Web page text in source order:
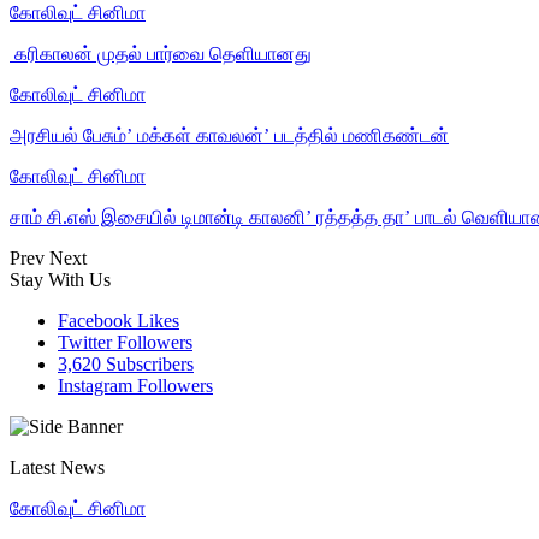
கோலிவுட் சினிமா
‎ கரிகாலன் முதல் பார்வை தெளியானது
கோலிவுட் சினிமா
அரசியல் பேசும்’ மக்கள் காவலன்’ படத்தில் மணிகண்டன்
கோலிவுட் சினிமா
சாம் சி.எஸ் இசையில் டிமான்டி காலனி’ ரத்தத்த தா’ பாடல்
Prev Next
Stay With Us
Facebook Likes
Twitter Followers
3,620 Subscribers
Instagram Followers
Latest News
கோலிவுட் சினிமா